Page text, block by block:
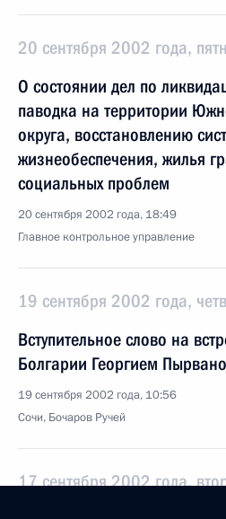
20 сентября 2002 года,
О состоянии дел по
паводка на территории
округа, восстановлению
жизнеобеспечения, жилья
социальных проблем
20 сентября 2002 года, 18:49
Главное контрольное управление
19 сентября 2002 года,
Вступительное слово на
Болгарии Георгием
19 сентября 2002 года, 10:56
Сочи, Бочаров Ручей
17 сентября 2002 года,